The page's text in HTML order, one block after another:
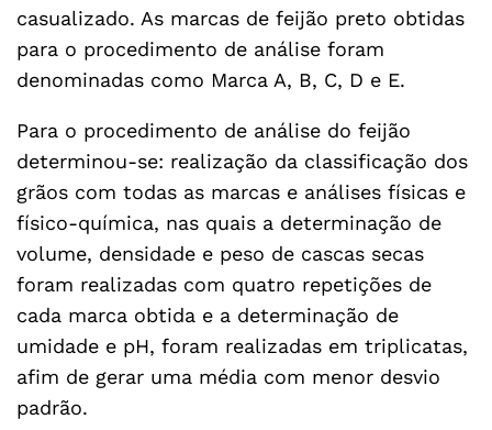
casualizado. As marcas de feijão preto obtidas
para o procedimento de análise foram
denominadas como Marca A, B, C, D e E.
Para o procedimento de análise do feijão
determinou-se: realização da classificação dos
grãos com todas as marcas e análises físicas e
físico-química, nas quais a determinação de
volume, densidade e peso de cascas secas
foram realizadas com quatro repetições de
cada marca obtida e a determinação de
umidade e pH, foram realizadas em triplicatas,
afim de gerar uma média com menor desvio
padrão.